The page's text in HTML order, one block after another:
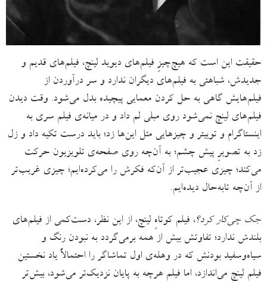
حقیقت این است که هیچ‌چیزِ فیلم‌های دیوید لینچ، فیلم‌های قدیم و
جدیدش، شباهتی به فیلم‌های دیگران ندارد و سر درآوردن از
فیلم‌هایش گاهی به حل کردن معمایی پیچیده بدل می‌شود. وقت دیدن
فیلم‌های لینچ نمی‌شود روی مبلی لم داد و در میانه‌ی فیلم سری به
اینستاگرام و توییتر و چیزهایی مثل این‌ها زد؛ باید درست تکیه داد و زل
زد به تصویرِ پیش چشم؛ به آن‌چه روی صفحه‌ی تلویزیون حرکت
می‌کند؛ چیزی عجیب‌تر از آن‌که فکرش را می‌کرده‌ایم؛ چیزی غریب‌تر
از آن‌چه تابه‌حال دیده‌ایم.
جک چی‌کار کرد؟، فیلم کوتاهِ لینچ، از این نظر، دست‌کمی از فیلم‌های
بلندش ندارد؛ تفاوتش بیش از همه برمی‌گردد به نبودن رنگ و
سیاه‌وسفید بودنش که در وهله‌ی اول تماشاگر را احتمالاً یاد نخستین
فیلم لینچ می‌اندازد، اما فیلم هرچه به پایان نزدیک‌تر می‌شود، بیش‌تر